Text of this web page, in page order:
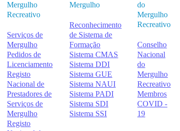
Mergulho
Recreativo
Serviços de
Mergulho
Pedidos de
Licenciamento
Registo
Nacional de
Prestadores de
Serviços de
Mergulho
Registo
Mergulho
Reconhecimento
de Sistema de
Formação
Sistema CMAS
Sistema DDI
Sistema GUE
Sistema NAUI
Sistema PADI
Sistema SDI
Sistema SSI
do
Mergulho
Recreativo
Conselho
Nacional
do
Mergulho
Recreativo
Membros
COVID -
19